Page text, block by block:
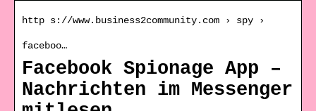
http s://www.business2community.com › spy ›
faceboo…
Facebook Spionage App –
Nachrichten im Messenger